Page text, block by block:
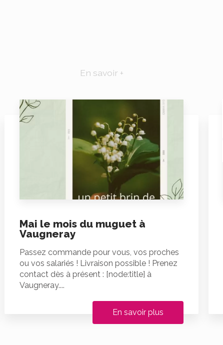
En savoir +
Mai le mois du muguet à
Vaugneray
Passez commande pour vous, vos proches
ou vos salariés ! Livraison possible ! Prenez
contact dès à présent : [node:title] à
Vaugneray....
En savoir plus